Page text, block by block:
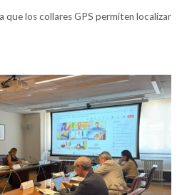
que los collares GPS permiten localizar